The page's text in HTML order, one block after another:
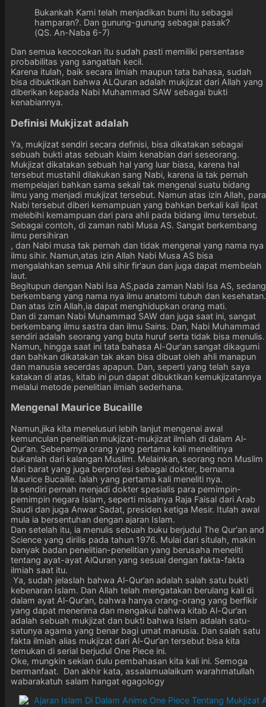
Bukankah Kami telah menjadikan bumi itu sebagai
hamparan?. Dan gunung-gunung sebagai pasak?
(QS. An-Naba 6-7)
Dan semua kecocokan itu sudah pasti memiliki persentase
probabilitas yang sangatlah kecil.
Karena itulah, baik secara ilmiah maupun tata bahasa, sudah
bisa dibuktikan bahwa ALQuran adalah mukjizat dari Allah yang
diberikan kepada Nabi Muhammad SAW sebagai bukti
kenabiannya.
Definisi Mukjizat adalah
Ya, mukjizat sendiri secara definisi, bisa dikatakan sebagai
sebuah bukti atas sebuah klaim kenabian dari seseorang.
Mukjizat dikatakan sebuah hal yang luar biasa, karena hal
tersebut mustahil dilakukan sang Nabi, karena ia tak pernah
mempelajari bahkan sama sekali tak mengenal suatu bidang
ilmu yang menjadi mukjizat tersebut. Namun atas izin Allah, para
Nabi tersebut diberi kemampuan yang bahkan berkali kali lipat
melebihi kemampuan dari para ahli pada bidang ilmu tersebut.
Sebagai contoh, di zaman nabi Musa AS. Sangat berkembang
ilmu persihiran
, dan Nabi musa tak pernah dan tidak mengenal yang nama nya
ilmu sihir. Namun,atas izin Allah Nabi Musa AS bisa
mengalahkan semua Ahli sihir fir'aun dan juga dapat membelah
laut.
Begitupun dengan Nabi Isa AS,pada zaman Nabi Isa AS, sedang
berkembang yang nama nya ilmu anatomi tubuh dan kesehatan.
Dan atas izin Allah,ia dapat menghidupkan orang mati.
Dan di zaman Nabi Muhammad SAW dan juga saat ini, sangat
berkembang ilmu sastra dan ilmu Sains. Dan, Nabi Muhammad
sendiri adalah seorang yang buta huruf serta tidak bisa menulis.
Namun, hingga saat ini tata bahasa Al-Qur'an sangat dikagumi
dan bahkan dikatakan tak akan bisa dibuat oleh ahli manapun
dan manusia secerdas apapun. Dan, seperti yang telah saya
katakan di atas, kitab ini pun dapat dibuktikan kemukjizatannya
melalui metode penelitian ilmiah sederhana.
Mengenal Maurice Bucaille
Namun,jika kita menelusuri lebih lanjut mengenai awal
kemunculan penelitian mukjizat-mukjizat ilmiah di dalam Al-
Qur’an. Sebenarnya orang yang pertama kali menelitinya
bukanlah dari kalangan Muslim. Melainkan, seorang non Muslim
dari barat yang juga berprofesi sebagai dokter, bernama
Maurice Bucaille. Ialah yang pertama kali meneliti nya.
Ia sendiri pernah menjadi dokter spesialis para pemimpin-
pemimpin negara Islam, seperti misalnya Raja Faisal dari Arab
Saudi dan juga Anwar Sadat, presiden ketiga Mesir. Itulah awal
mula ia bersentuhan dengan ajaran Islam.
Dan setelah itu, ia menulis sebuah buku berjudul The Qur'an and
Science yang dirilis pada tahun 1976. Mulai dari situlah, makin
banyak badan penelitian-penelitian yang berusaha meneliti
tentang ayat-ayat AlQuran yang sesuai dengan fakta-fakta
ilmiah saat itu.
Ya, sudah jelaslah bahwa Al-Qur’an adalah salah satu bukti
kebenaran Islam. Dan Allah telah mengatakan berulang kali di
dalam ayat Al-Qur’an, bahwa hanya orang-orang yang berfikir
yang dapat menerima dan mengakui bahwa kitab Al-Qur’an
adalah sebuah mukjizat dan bukti bahwa Islam adalah satu-
satunya agama yang benar bagi umat manusia. Dan salah satu
fakta ilmiah alias mukjizat dari Al-Qur’an tersebut bisa kita
temukan di serial berjudul One Piece ini.
Oke, mungkin sekian dulu pembahasan kita kali ini. Semoga
bermanfaat. Dan akhir kata, assalamualaikum warahmatullah
wabarakatuh salam hangat egagology